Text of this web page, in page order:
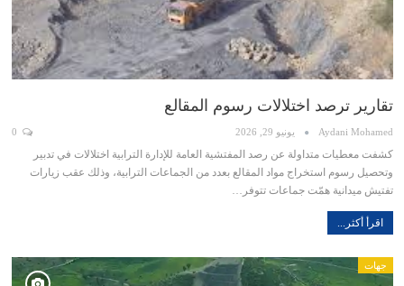
تقارير ترصد اختلالات رسوم المقالع
Aydani Mohamed يونيو 29, 2026
كشفت معطيات متداولة عن رصد المفتشية العامة للإدارة الترابية اختلالات في تدبير
وتحصيل رسوم استخراج مواد المقالع بعدد من الجماعات الترابية، وذلك عقب زيارات
تفتيش ميدانية همّت جماعات تتوفر…
اقرأ أكثر...
جهات